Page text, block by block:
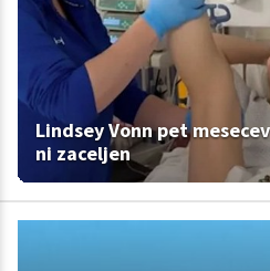
Lindsey Vonn pet
ni zaceljen